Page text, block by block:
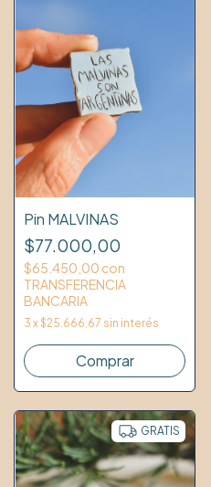
Pin MALVINAS
$77.000,00
$65.450,00 con
TRANSFERENCIA
BANCARIA
3 x $25.666,67 sin interés
GRATIS